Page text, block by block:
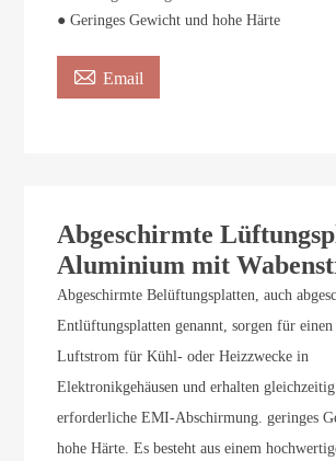
● Geringes Gewicht und hohe Härte
 Email
Abgeschirmte
Aluminium mit
Abgeschirmte Belüftungsplatten, auch
Entlüftungsplatten genannt, sorgen für einen
Luftstrom für Kühl- oder Heizzwecke in
Elektronikgehäusen und erhalten
erforderliche EMI-Abschirmung. geringes
hohe Härte. Es besteht aus einem